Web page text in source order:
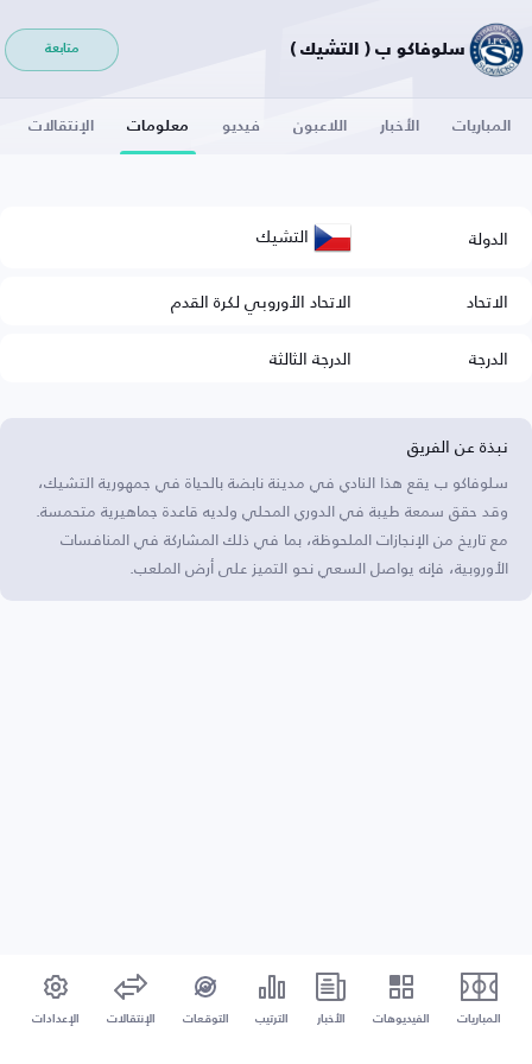
سلوفاكو ب ( التشيك ) متابعة
المباريات الأخبار اللاعبون فيديو معلومات الإنتقالات
الدولة التشيك
الاتحاد
الاتحاد الأوروبي لكرة القدم
الدرجة
الدرجة الثالثة
نبذة عن الفريق
سلوفاكو ب يقع هذا النادي في مدينة نابضة بالحياة في جمهورية التشيك،
وقد حقق سمعة طيبة في الدوري المحلي ولديه قاعدة جماهيرية متحمسة.
مع تاريخ من الإنجازات الملحوظة، بما في ذلك المشاركة في المنافسات
الأوروبية، فإنه يواصل السعي نحو التميز على أرض الملعب.
المباريات الفيديوهات الأخبار الترتيب التوقعات الإنتقالات الإعدادات